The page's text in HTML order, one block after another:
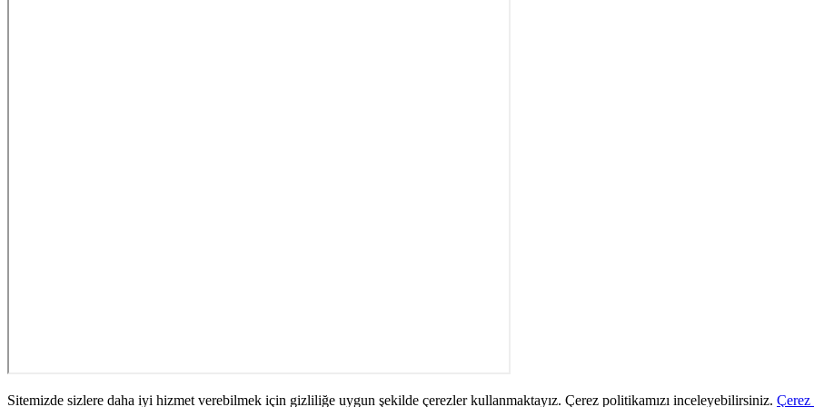
Sitemizde sizlere daha iyi hizmet verebilmek için gizliliğe uygun şekilde çerezler kullanmaktayız. Çerez politikamızı inceleyebilirsiniz. Çerez